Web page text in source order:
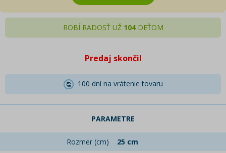
ROBÍ RADOSŤ UŽ 104DEŤOM
Predaj skončil
100 dní na vrátenie tovaru
PARAMETRE
Rozmer (cm)
25 cm